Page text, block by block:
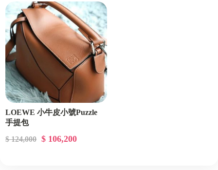
LOEWE 小牛皮小號Puzzle
手提包
$ 124,000
$ 106,200